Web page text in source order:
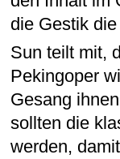
die Gestik
Sun teilt mit,
Pekingoper
Gesang
sollten die
werden,